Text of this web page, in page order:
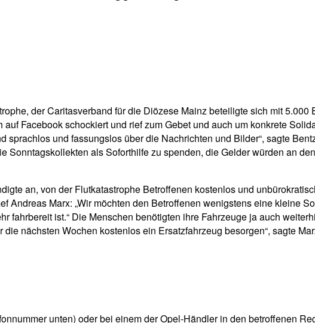
der Caritasverband für die Diözese Mainz beteiligte sich mit 5.000
Facebook schockiert und rief zum Gebet und auch um konkrete
und fassungslos über die Nachrichten und Bilder“, sagte
als Soforthilfe zu spenden, die Gelder würden an
an, von der Flutkatastrophe Betroffenen kostenlos und
Marx: „Wir möchten den Betroffenen wenigstens eine kleine
fahrbereit ist.“ Die Menschen benötigten ihre Fahrzeuge ja auch
nächsten Wochen kostenlos ein Ersatzfahrzeug besorgen“, sagte
unten) oder bei einem der Opel-Händler in den betroffenen